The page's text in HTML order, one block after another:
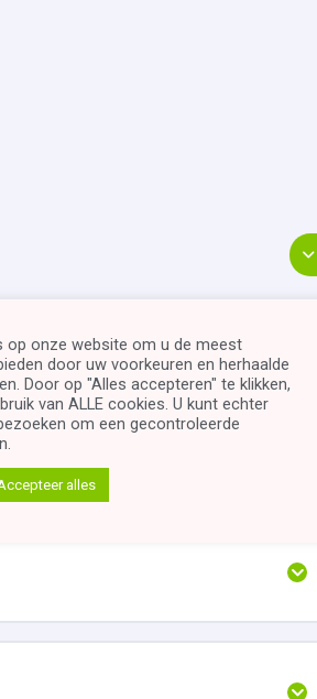
op onze website om u de meest
door uw voorkeuren en herhaalde
Door op "Alles accepteren" te klikken,
van ALLE cookies. U kunt echter
om een ​​gecontroleerde
alles